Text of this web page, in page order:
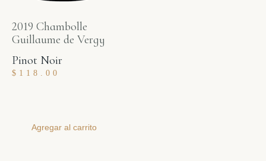
2019 Chambolle
Guillaume de Vergy
Pinot Noir
$ 118.00
Agregar al carrito